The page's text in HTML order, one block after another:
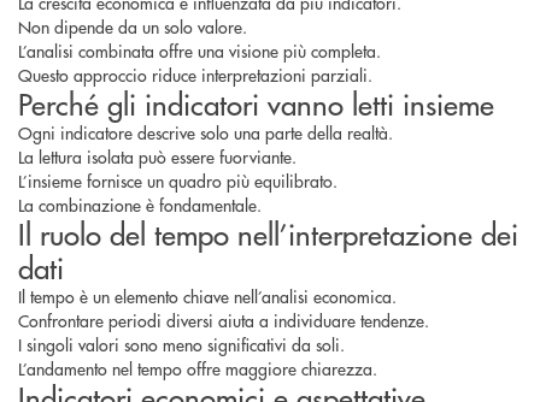
Non dipende da un solo valore.
L’analisi combinata offre una visione più completa.
Questo approccio riduce interpretazioni parziali.
Perché gli indicatori vanno letti insieme
Ogni indicatore descrive solo una parte della realtà.
La lettura isolata può essere fuorviante.
L’insieme fornisce un quadro più equilibrato.
La combinazione è fondamentale.
Il ruolo del tempo nell’interpretazione dei
dati
Il tempo è un elemento chiave nell’analisi economica.
Confrontare periodi diversi aiuta a individuare tendenze.
I singoli valori sono meno significativi da soli.
L’andamento nel tempo offre maggiore chiarezza.